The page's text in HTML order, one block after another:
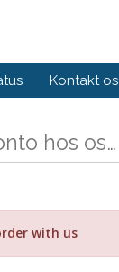
Kontakt os
hos os…
with us